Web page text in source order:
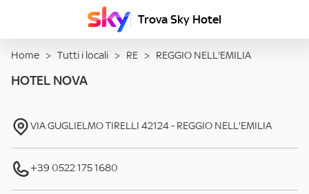
Trova Sky Hotel
Home > Tutti i locali > RE > REGGIO NELL'EMILIA
HOTEL NOVA
VIA GUGLIELMO TIRELLI 42124- REGGIO NELL'EMILIA
+39 0522 175 1680